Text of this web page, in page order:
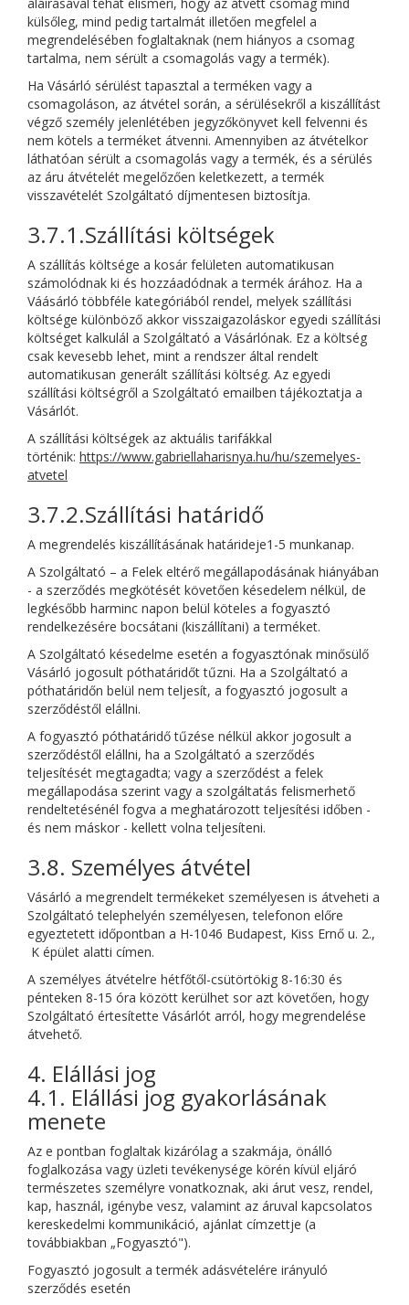
külsőleg, mind pedig tartalmát illetően megfelel a
megrendelésében foglaltaknak (nem hiányos a csomag
tartalma, nem sérült a csomagolás vagy a termék).
Ha Vásárló sérülést tapasztal a terméken vagy a
csomagoláson, az átvétel során, a sérülésekről a kiszállítást
végző személy jelenlétében jegyzőkönyvet kell felvenni és
nem kötels a terméket átvenni. Amennyiben az átvételkor
láthatóan sérült a csomagolás vagy a termék, és a sérülés
az áru átvételét megelőzően keletkezett, a termék
visszavételét Szolgáltató díjmentesen biztosítja.
3.7.1.Szállítási költségek
A szállítás költsége a kosár felületen automatikusan
számolódnak ki és hozzáadódnak a termék árához. Ha a
Váásárló többféle kategóriából rendel, melyek szállítási
költsége különböző akkor visszaigazoláskor egyedi szállítási
költséget kalkulál a Szolgáltató a Vásárlónak. Ez a költség
csak kevesebb lehet, mint a rendszer által rendelt
automatikusan generált szállítási költség. Az egyedi
szállítási költségről a Szolgáltató emailben tájékoztatja a
Vásárlót.
A szállítási költségek az aktuális tarifákkal
történik: https://www.gabriellaharisnya.hu/hu/szemelyes-
atvetel
3.7.2.Szállítási határidő
A megrendelés kiszállításának határideje1-5 munkanap.
A Szolgáltató – a Felek eltérő megállapodásának hiányában
- a szerződés megkötését követően késedelem nélkül, de
legkésőbb harminc napon belül köteles a fogyasztó
rendelkezésére bocsátani (kiszállítani) a terméket.
A Szolgáltató késedelme esetén a fogyasztónak minősülő
Vásárló jogosult póthatáridőt tűzni. Ha a Szolgáltató a
póthatáridőn belül nem teljesít, a fogyasztó jogosult a
szerződéstől elállni.
A fogyasztó póthatáridő tűzése nélkül akkor jogosult a
szerződéstől elállni, ha a Szolgáltató a szerződés
teljesítését megtagadta; vagy a szerződést a felek
megállapodása szerint vagy a szolgáltatás felismerhető
rendeltetésénél fogva a meghatározott teljesítési időben -
és nem máskor - kellett volna teljesíteni.
3.8. Személyes átvétel
Vásárló a megrendelt termékeket személyesen is átveheti a
Szolgáltató telephelyén személyesen, telefonon előre
egyeztetett időpontban a H-1046 Budapest, Kiss Ernő u. 2.,
K épület alatti címen.
A személyes átvételre hétfőtől-csütörtökig 8-16:30 és
pénteken 8-15 óra között kerülhet sor azt követően, hogy
Szolgáltató értesítette Vásárlót arról, hogy megrendelése
átvehető.
4. Elállási jog
4.1. Elállási jog gyakorlásának
menete
Az e pontban foglaltak kizárólag a szakmája, önálló
foglalkozása vagy üzleti tevékenysége körén kívül eljáró
természetes személyre vonatkoznak, aki árut vesz, rendel,
kap, használ, igénybe vesz, valamint az áruval kapcsolatos
kereskedelmi kommunikáció, ajánlat címzettje (a
továbbiakban „Fogyasztó").
Fogyasztó jogosult a termék adásvételére irányuló
szerződés esetén